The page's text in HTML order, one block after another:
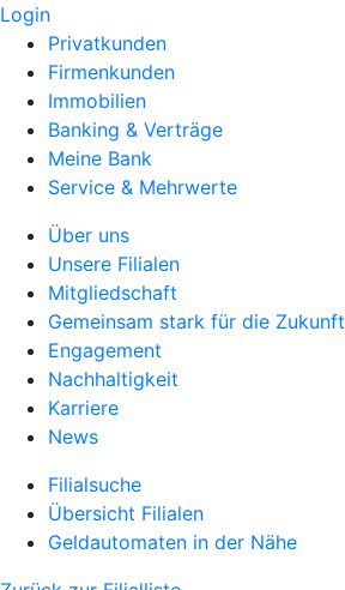
Login
Privatkunden
Firmenkunden
Immobilien
Banking & Verträge
Meine Bank
Service & Mehrwerte
Über uns
Unsere Filialen
Mitgliedschaft
Gemeinsam stark für die Zukunft
Engagement
Nachhaltigkeit
Karriere
News
Filialsuche
Übersicht Filialen
Geldautomaten in der Nähe